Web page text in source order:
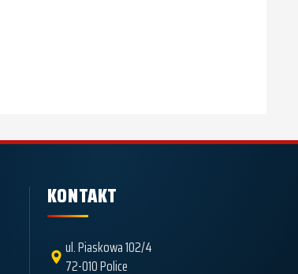
KONTAKT
ul. Piaskowa 102/4
72-010 Police